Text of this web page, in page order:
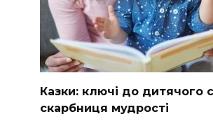
Казки: ключі до дитячого
скарбниця мудрості